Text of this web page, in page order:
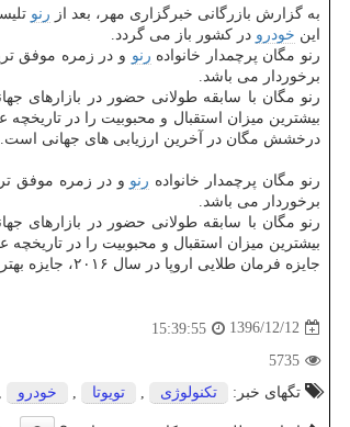
به گزارش بازرگانی خبرگزاری مهر، بعد از رنو
این خودرو در كشور باز می گردد.
رنو مگان پرچمدار خانواده رنو
برخوردار می باشد.
رنو مگان با سابقه طولانی حضور در بازارهای
بیشترین میزان استقبال و محبوبیت را در تاریخچه عرضه
درخشش مگان در آخرین ارزیابی های جهانی است.
رنو مگان پرچمدار خانواده رنو
برخوردار می باشد.
رنو مگان با سابقه طولانی حضور در بازارهای
بیشترین میزان استقبال و محبوبیت را در
جایزه فرمان طلایی اروپا در سال ۲۰۱۶، جایزه بهترین
1396/12/12
15:39:55
5735
تگهای خبر:
تكنولوژی تویوتا خودرو